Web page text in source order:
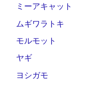
ミーアキャット
ムギワラトキ
モルモット
ヤギ
ヨシガモ